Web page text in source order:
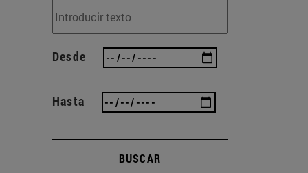
Desde
Hasta
BUSCAR